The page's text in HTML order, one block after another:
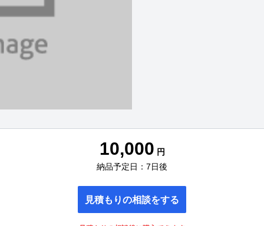
10,000 円
納品予定日：7日後
見積もりの相談をする